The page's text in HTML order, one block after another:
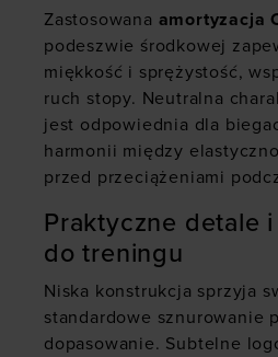
Zastosowana amortyzacja
podeszwie środkowej
miękkość i sprężystość,
ruch stopy. Neutralna
jest odpowiednia dla
harmonii między
przed przeciążeniami
Praktyczne detale
do treningu
Niska konstrukcja sprzyja
standardowe sznurowanie
dopasowanie. Subtelne